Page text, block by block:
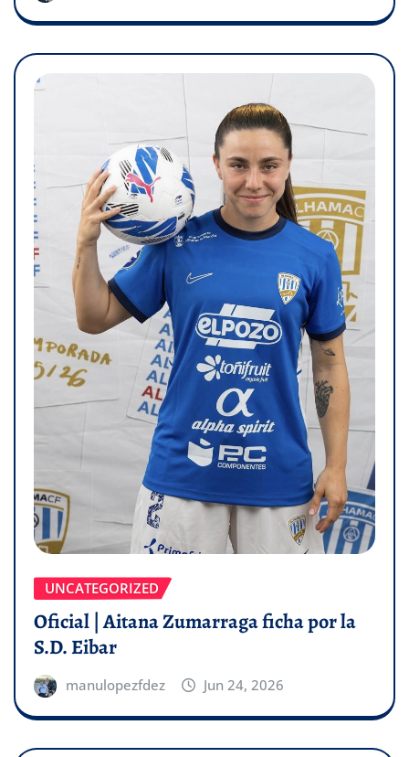
UNCATEGORIZED
Oficial | Aitana Zumarraga ficha por la
S.D. Eibar
manulopezfdez Jun 24, 2026